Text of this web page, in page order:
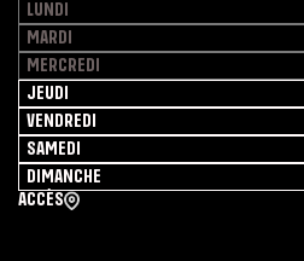
LUNDI
MARDI
MERCREDI
JEUDI
VENDREDI
SAMEDI
DIMANCHE
ACCÈS